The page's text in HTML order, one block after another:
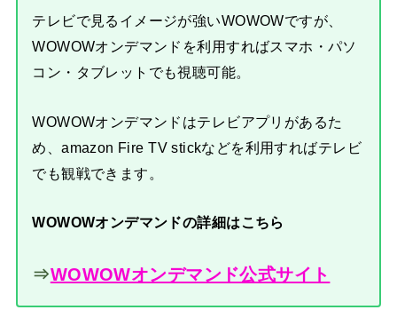
テレビで見るイメージが強いWOWOWですが、
WOWOWオンデマンドを利用すればスマホ・パソ
コン・タブレットでも視聴可能。
WOWOWオンデマンドはテレビアプリがあるた
め、amazon Fire TV stickなどを利用すればテレビ
でも観戦できます。
WOWOWオンデマンドの詳細はこちら
⇒WOWOWオンデマンド公式サイト